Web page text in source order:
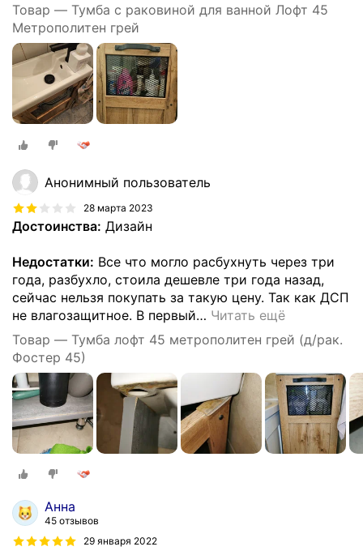
Товар — Тумба с раковиной для ванной Лофт 45
Метрополитен грей
Анонимный пользователь
28 марта 2023
Достоинства: Дизайн
Недостатки: Все что могло расбухнуть через три
года, разбухло, стоила дешевле три года назад,
сейчас нельзя покупать за такую цену. Так как ДСП
не влагозащитное. В первый… Читать ещё
Товар — Тумба лофт 45 метрополитен грей (д/рак.
Фостер 45)
Анна
45 отзывов
29 января 2022